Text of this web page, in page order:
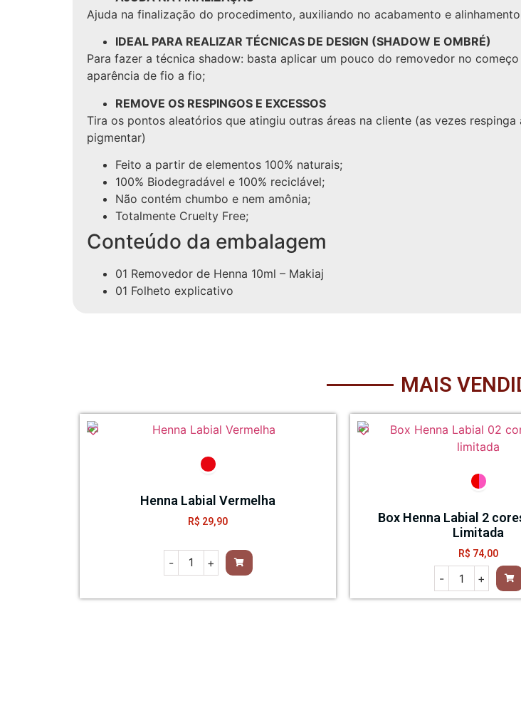
Ajuda na finalização do procedimento, auxiliando no acabamento e alinhamento
IDEAL PARA REALIZAR TÉCNICAS DE DESIGN (SHADOW E OMBRÉ)
Para fazer a técnica shadow: basta aplicar um pouco do removedor no
aparência de fio a fio;
REMOVE OS RESPINGOS E EXCESSOS
Tira os pontos aleatórios que atingiu outras áreas na cliente (as vezes
pigmentar)
Feito a partir de elementos 100% naturais;
100% Biodegradável e 100% reciclável;
Não contém chumbo e nem amônia;
Totalmente Cruelty Free;
Conteúdo da embalagem
01 Removedor de Henna 10ml – Makiaj
01 Folheto explicativo
MAIS
Henna Labial Vermelha
R$ 29,90
- +
Box Henna Labial 2
Limitada
R$ 74,00
- +